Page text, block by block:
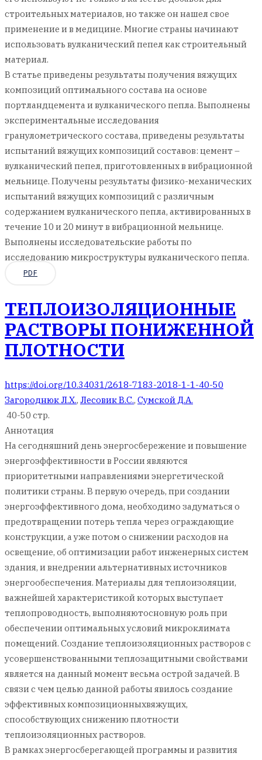
строительных материалов, но также он нашел свое
применение и в медицине. Многие страны начинают
использовать вулканический пепел как строительный
материал.
В статье приведены результаты получения вяжущих
композиций оптимального состава на основе
портландцемента и вулканического пепла. Выполнены
экспериментальные исследования
гранулометрического состава, приведены результаты
испытаний вяжущих композиций составов: цемент –
вулканический пепел, приготовленных в вибрационной
мельнице. Получены результаты физико-механических
испытаний вяжущих композиций с различным
содержанием вулканического пепла, активированных в
течение 10 и 20 минут в вибрационной мельнице.
Выполнены исследовательские работы по
исследованию микроструктуры вулканического пепла.
PDF
ТЕПЛОИЗОЛЯЦИОННЫЕ
РАСТВОРЫ ПОНИЖЕННОЙ
ПЛОТНОСТИ
https://doi.org/10.34031/2618-7183-2018-1-1-40-50
Загороднюк Л.Х., Лесовик В.С., Сумской Д.А.
40-50 стр.
Аннотация
На сегодняшний день энергосбережение и повышение
энергоэффективности в России являются
приоритетными направлениями энергетической
политики страны. В первую очередь, при создании
энергоэффективного дома, необходимо задуматься о
предотвращении потерь тепла через ограждающие
конструкции, а уже потом о снижении расходов на
освещение, об оптимизации работ инженерных систем
здания, и внедрении альтернативных источников
энергообеспечения. Материалы для теплоизоляции,
важнейшей характеристикой которых выступает
теплопроводность, выполняютосновную роль при
обеспечении оптимальных условий микроклимата
помещений. Создание теплоизоляционных растворов с
усовершенствованными теплозащитными свойствами
является на данный момент весьма острой задачей. В
связи с чем целью данной работы явилось создание
эффективных композиционныхвяжущих,
способствующих снижению плотности
теплоизоляционных растворов.
В рамках энергосберегающей программы и развития